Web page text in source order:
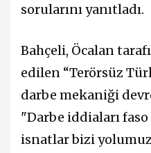
sorularını yanıtladı.
Bahçeli, Öcalan
edilen “Terörsüz
darbe mekaniği
"Darbe iddiaları
isnatlar bizi